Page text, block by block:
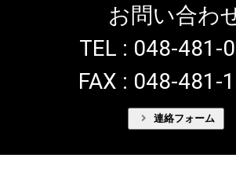
お問い合わ
TEL : 048-481-
FAX : 048-481-
連絡フォーム